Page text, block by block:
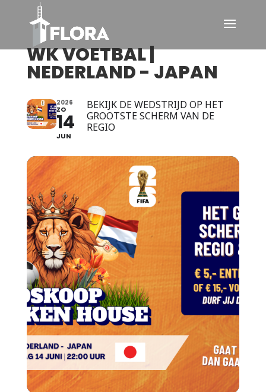
WK VOETBAL |
NEDERLAND - JAPAN
2026
ZO
14
JUN
BEKIJK DE WEDSTRIJD OP HET
GROOTSTE SCHERM VAN DE
REGIO